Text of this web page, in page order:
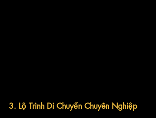
3. Lộ Trình Di Chuyển Chuyên Nghiệp